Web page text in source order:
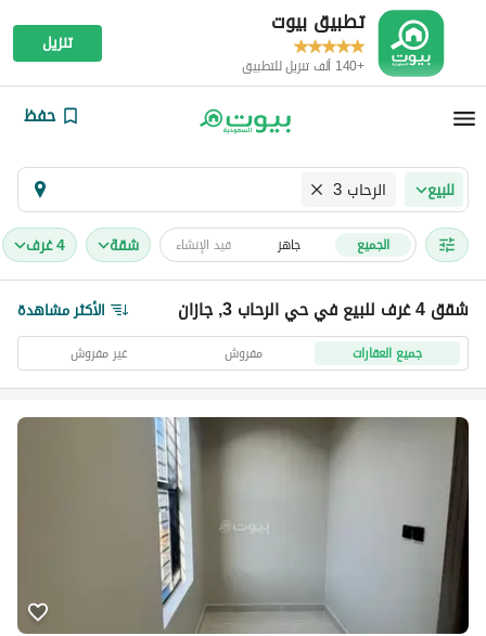
تطبيق بيوت
+140 ألف تنزيل للتطبيق
تنزيل
حفظ
للبيع الرحاب 3
الجميع جاهز قيد الإنشاء شقة 4 غرف
شقق 4 غرف للبيع في حي الرحاب 3, جازان الأكثر مشاهدة
جميع العقارات مفروش غير مفروش